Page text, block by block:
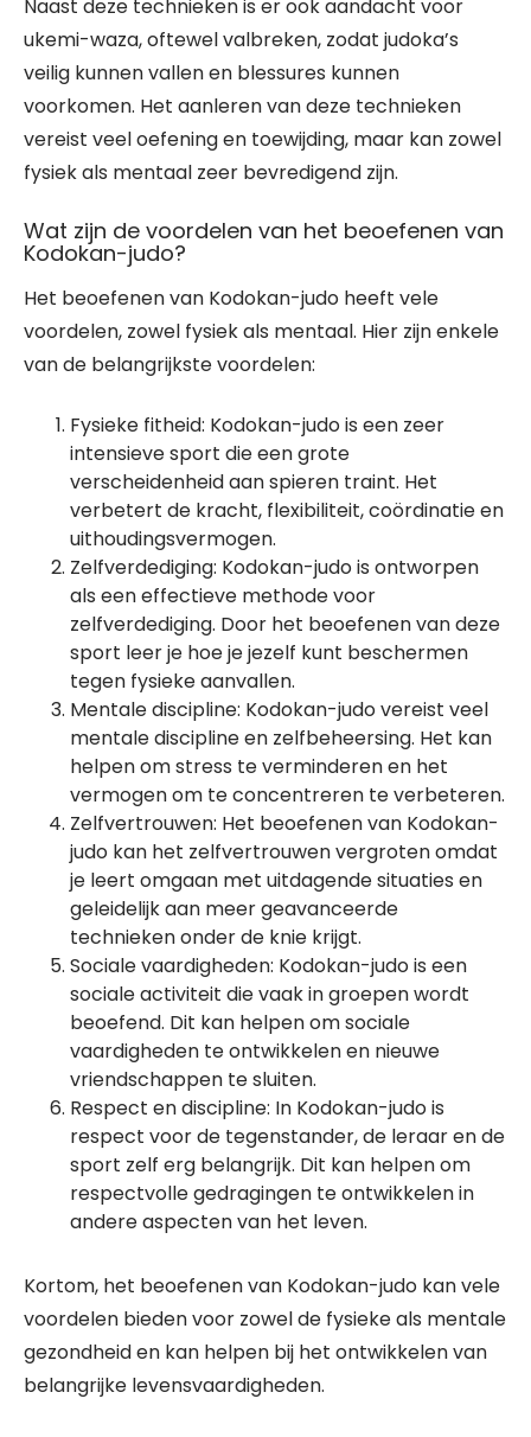
Naast deze technieken is er ook aandacht voor
ukemi-waza, oftewel valbreken, zodat judoka’s
veilig kunnen vallen en blessures kunnen
voorkomen. Het aanleren van deze technieken
vereist veel oefening en toewijding, maar kan zowel
fysiek als mentaal zeer bevredigend zijn.
Wat zijn de voordelen van het beoefenen van
Kodokan-judo?
Het beoefenen van Kodokan-judo heeft vele
voordelen, zowel fysiek als mentaal. Hier zijn enkele
van de belangrijkste voordelen:
Fysieke fitheid: Kodokan-judo is een zeer
intensieve sport die een grote
verscheidenheid aan spieren traint. Het
verbetert de kracht, flexibiliteit, coördinatie en
uithoudingsvermogen.
Zelfverdediging: Kodokan-judo is ontworpen
als een effectieve methode voor
zelfverdediging. Door het beoefenen van deze
sport leer je hoe je jezelf kunt beschermen
tegen fysieke aanvallen.
Mentale discipline: Kodokan-judo vereist veel
mentale discipline en zelfbeheersing. Het kan
helpen om stress te verminderen en het
vermogen om te concentreren te verbeteren.
Zelfvertrouwen: Het beoefenen van Kodokan-
judo kan het zelfvertrouwen vergroten omdat
je leert omgaan met uitdagende situaties en
geleidelijk aan meer geavanceerde
technieken onder de knie krijgt.
Sociale vaardigheden: Kodokan-judo is een
sociale activiteit die vaak in groepen wordt
beoefend. Dit kan helpen om sociale
vaardigheden te ontwikkelen en nieuwe
vriendschappen te sluiten.
Respect en discipline: In Kodokan-judo is
respect voor de tegenstander, de leraar en de
sport zelf erg belangrijk. Dit kan helpen om
respectvolle gedragingen te ontwikkelen in
andere aspecten van het leven.
Kortom, het beoefenen van Kodokan-judo kan vele
voordelen bieden voor zowel de fysieke als mentale
gezondheid en kan helpen bij het ontwikkelen van
belangrijke levensvaardigheden.